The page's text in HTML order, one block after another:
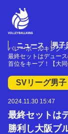
ニュース 男子
バレーボールキング
最終セットはデュー
首位をキープ！【大
SVリーグ男子
2024.11.30 15:47
最終セットは
勝利し大阪ブ